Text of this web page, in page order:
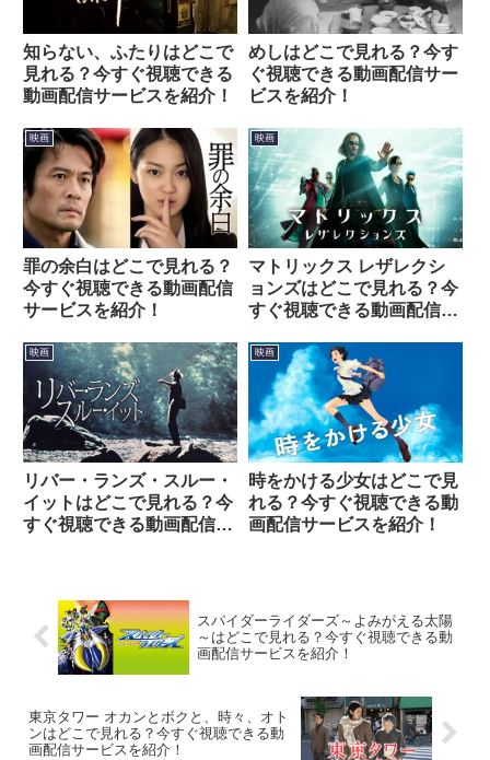
知らない、ふたりはどこで
見れる？今すぐ視聴できる
動画配信サービスを紹介！
めしはどこで見れる？今す
ぐ視聴できる動画配信サー
ビスを紹介！
映画
罪の余白はどこで見れる？
今すぐ視聴できる動画配信
サービスを紹介！
映画
マトリックス レザレクシ
ョンズはどこで見れる？今
すぐ視聴できる動画配信サ
映画
リバー・ランズ・スルー・
イットはどこで見れる？今
すぐ視聴できる動画配信サ
映画
時をかける少女はどこで見
れる？今すぐ視聴できる動
画配信サービスを紹介！
スパイダーライダーズ～よみがえる太陽
～はどこで見れる？今すぐ視聴できる動
画配信サービスを紹介！
東京タワー オカンとボクと、時々、オト
ンはどこで見れる？今すぐ視聴できる動
画配信サービスを紹介！